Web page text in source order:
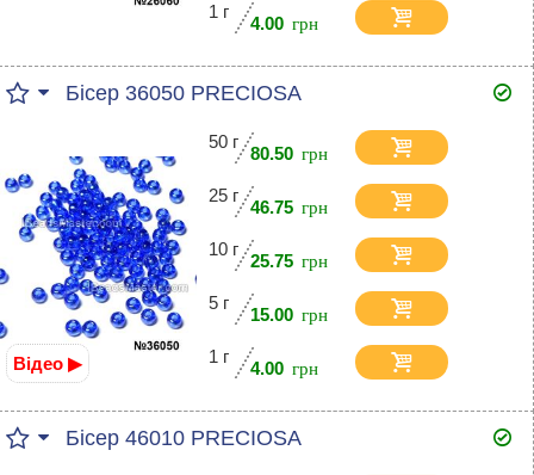
1 г
4.00
Бісер 36050 PRECIOSA
Відео ▶
50 г
80.50
25 г
46.75
10 г
25.75
5 г
15.00
1 г
4.00
Бісер 46010 PRECIOSA